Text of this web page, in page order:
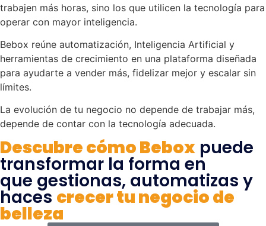
trabajen más horas, sino los que utilicen la tecnología para
operar con mayor inteligencia.
Bebox reúne automatización, Inteligencia Artificial y
herramientas de crecimiento en una plataforma diseñada
para ayudarte a vender más, fidelizar mejor y escalar sin
límites.
La evolución de tu negocio no depende de trabajar más,
depende de contar con la tecnología adecuada.
Descubre cómo Bebox puede
transformar la forma en
que gestionas, automatizas y
haces crecer tu negocio de
belleza